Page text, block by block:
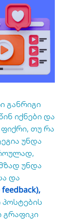
განრიგი
იქნები და
თუ რა
უნდა
უნდა
და